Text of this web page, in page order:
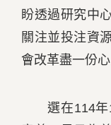
盼透過研究中
關注並投注資
會改革盡一份心
選在114年